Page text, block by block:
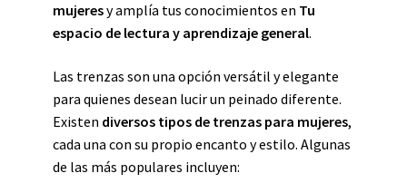
mujeresy amplía tus conocimientos en Tu
espacio de lectura y aprendizaje general.
Las trenzas son una opción versátil y elegante
para quienes desean lucir un peinado diferente.
Existen diversos tipos de trenzas para mujeres,
cada una con su propio encanto y estilo. Algunas
de las más populares incluyen: